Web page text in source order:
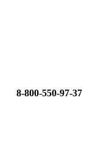
8-800-550-97-37